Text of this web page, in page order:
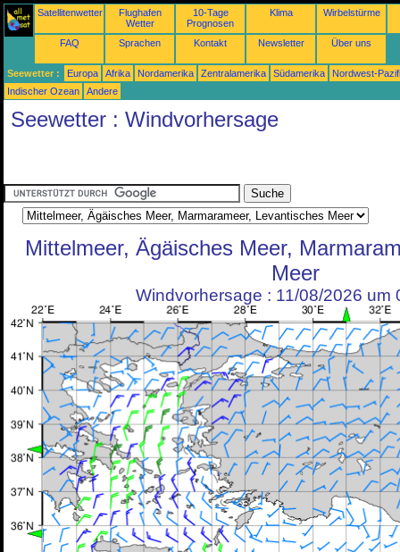
Satellitenwetter
Flughafen
Wetter
10-Tage
Prognosen
Klima Wirbelstürme
FAQ Sprachen Kontakt Newsletter Über uns
Seewetter : Europa Afrika Nordamerika Zentralamerika Südamerika
Nordwest-
Indischer Ozean
Andere
Seewetter : Windvorhersage
Mittelmeer, Ägäisches Meer,
Meer
Windvorhersage : 11/08/2026 um